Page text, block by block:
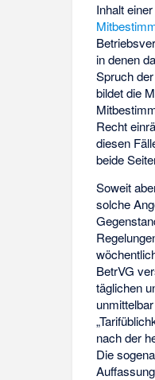
Inhalt
in denen
Spruch der
bildet die
Recht
diesen
beide
Soweit
solche
BetrVG
täglichen
nach der
Die